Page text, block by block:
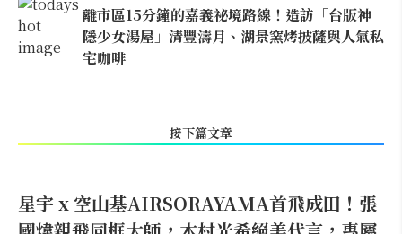
離市區15分鐘的嘉義祕境路線！造訪「台版神
隱少女湯屋」清豐濤月、湖景窯烤披薩與人氣私
宅咖啡
接下篇文章
星宇 x 空山基AIRSORAYAMA首飛成田！張